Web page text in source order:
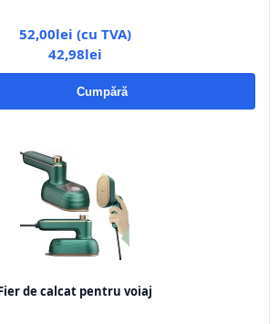
52,00lei (cu TVA)
42,98lei
Cumpără
de calcat pentru voiaj